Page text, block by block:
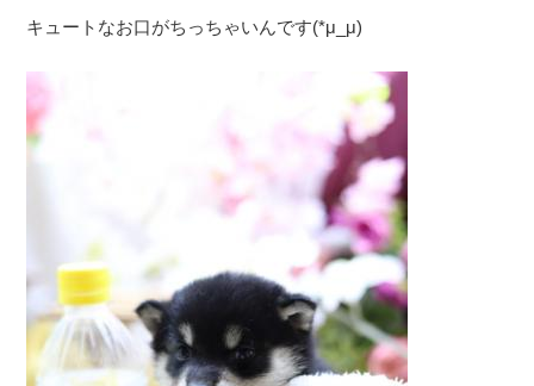
キュートなお口がちっちゃいんです(*μ_μ)